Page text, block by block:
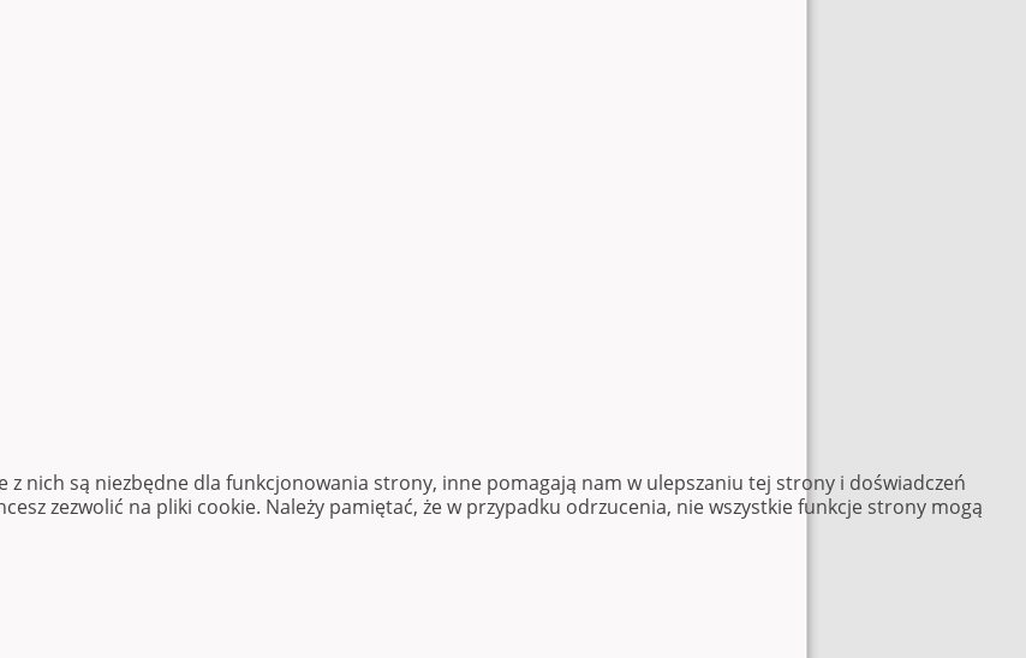
nich są niezbędne dla funkcjonowania strony, inne pomagają nam w ulepszaniu tej strony i doświadczeń
zezwolić na pliki cookie. Należy pamiętać, że w przypadku odrzucenia, nie wszystkie funkcje strony mogą